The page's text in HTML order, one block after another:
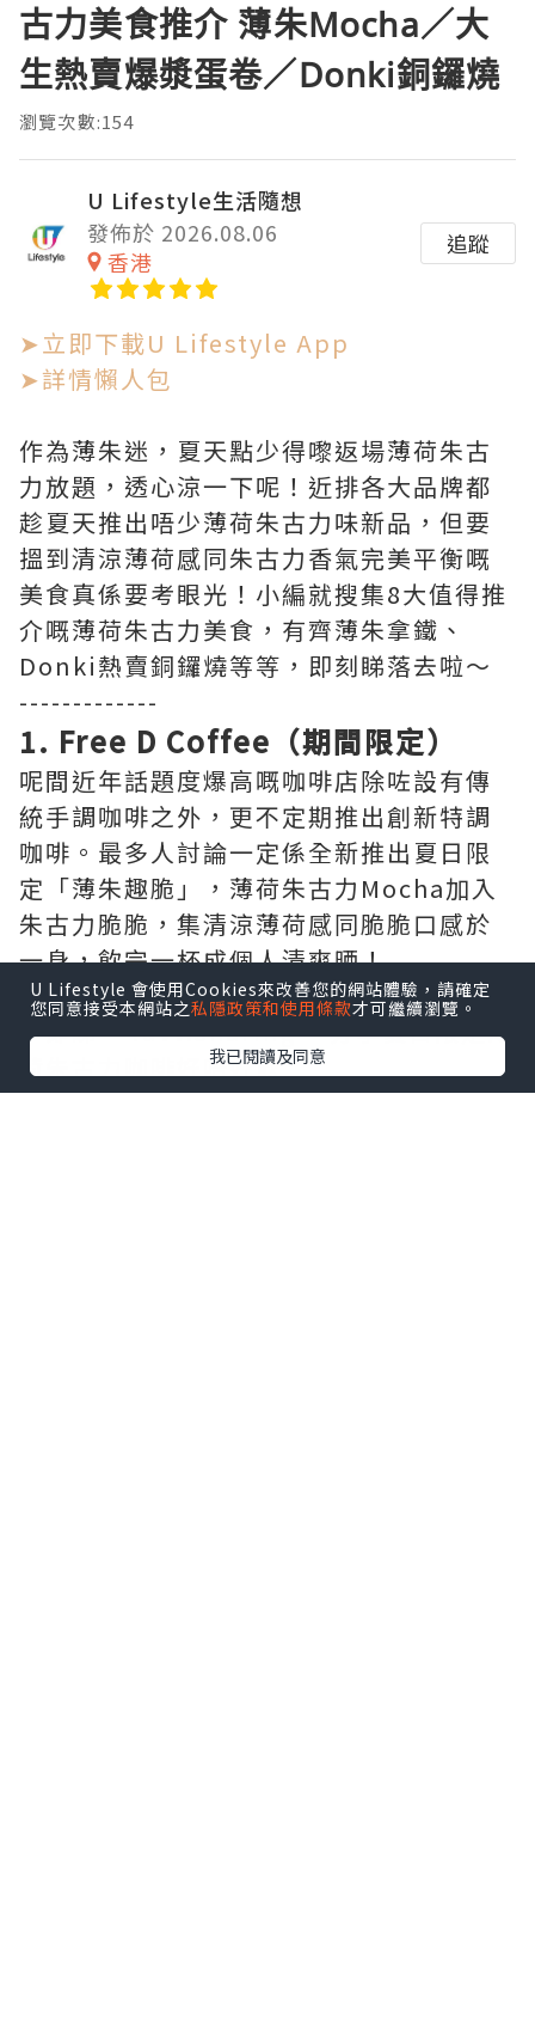
古力美食推介 薄朱Mocha／大
生熱賣爆漿蛋卷／Donki銅鑼燒
瀏覽次數:154
U Lifestyle生活隨想
發佈於 2026.08.06
香港
追蹤
➤立即下載U Lifestyle App
➤詳情懶人包
作為薄朱迷，夏天點少得嚟返場薄荷朱古
力放題，透心涼一下呢！近排各大品牌都
趁夏天推出唔少薄荷朱古力味新品，但要
搵到清涼薄荷感同朱古力香氣完美平衡嘅
美食真係要考眼光！小編就搜集8大值得推
介嘅薄荷朱古力美食，有齊薄朱拿鐵、
Donki熱賣銅鑼燒等等，即刻睇落去啦～
-------------
1. Free D Coffee（期間限定）
呢間近年話題度爆高嘅咖啡店除咗設有傳
統手調咖啡之外，更不定期推出創新特調
咖啡。最多人討論一定係全新推出夏日限
定「薄朱趣脆」，薄荷朱古力Mocha加入
朱古力脆脆，集清涼薄荷感同脆脆口感於
一身，飲完一杯成個人清爽晒！
▶即睇 “luvv.sharing” 分享夏日限定薄
荷朱古力咖啡好唔好飲
U Lifestyle 會使用Cookies來改善您的網站體驗，請確定
您同意接受本網站之私隱政策和使用條款才可繼續瀏覽。
我已閱讀及同意